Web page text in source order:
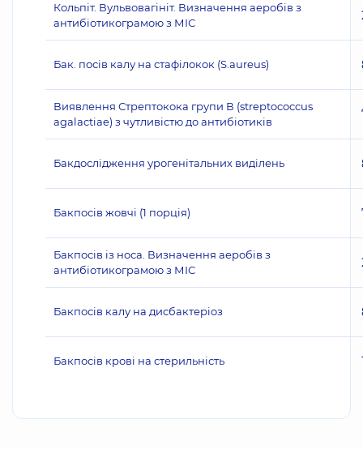
Кольпіт. Вульвовагініт. Визначення аеробів з
антибіотикограмою з МІС
Бак. посів калу на стафілокок (S.aureus)
Виявлення Стрептокока групи В (streptococcus
agalactiae) з чутливістю до антибіотиків
Бакдослідження урогенітальних виділень
Бакпосів жовчі (1 порція)
Бакпосів із носа. Визначення аеробів з
антибіотикограмою з МІС
Бакпосів калу на дисбактеріоз
Бакпосів крові на стерильність